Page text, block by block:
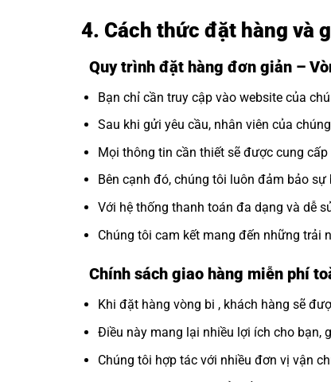
4. Cách thức đặt hàng và
Quy trình đặt hàng đơn giản –
Bạn chỉ cần truy cập vào website của
Sau khi gửi yêu cầu, nhân viên của
Mọi thông tin cần thiết sẽ được cung
Bên cạnh đó, chúng tôi luôn đảm bảo
Với hệ thống thanh toán đa dạng và dễ
Chúng tôi cam kết mang đến những trải
Chính sách giao hàng miễn phí
Khi đặt hàng vòng bi , khách hàng sẽ
Điều này mang lại nhiều lợi ích cho bạn,
Chúng tôi hợp tác với nhiều đơn vị vận